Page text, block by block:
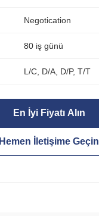
Negotication
80 iş günü
L/C, D/A, D/P, T/T
En İyi Fiyatı Alın
Hemen İletişime Geçin